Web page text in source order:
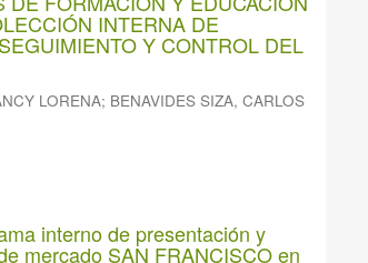
INTERNA DE
Y CONTROL DEL
LORENA; BENAVIDES SIZA, CARLOS
interno de presentación y
mercado SAN FRANCISCO en